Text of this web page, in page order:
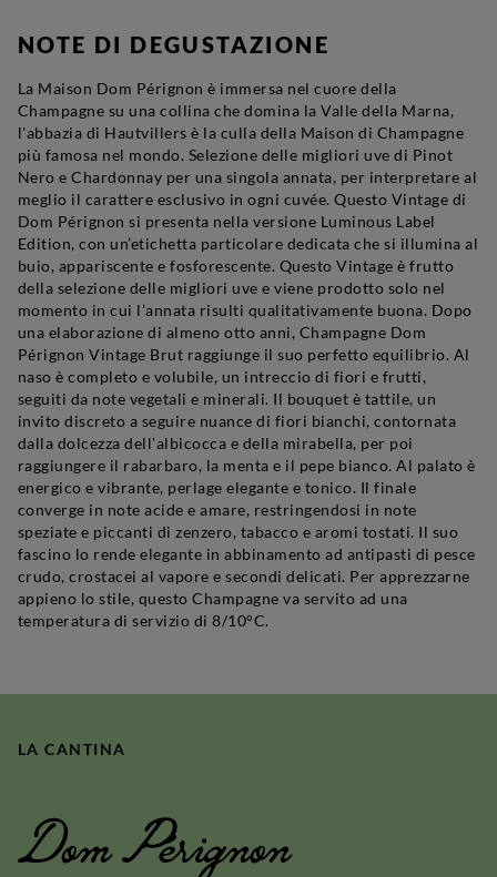
NOTE DI DEGUSTAZIONE
La Maison Dom Pérignon è immersa nel cuore della
Champagne su una collina che domina la Valle della Marna,
l'abbazia di Hautvillers è la culla della Maison di Champagne
più famosa nel mondo. Selezione delle migliori uve di Pinot
Nero e Chardonnay per una singola annata, per interpretare al
meglio il carattere esclusivo in ogni cuvée. Questo Vintage di
Dom Pérignon si presenta nella versione Luminous Label
Edition, con un’etichetta particolare dedicata che si illumina al
buio, appariscente e fosforescente. Questo Vintage è frutto
della selezione delle migliori uve e viene prodotto solo nel
momento in cui l’annata risulti qualitativamente buona. Dopo
una elaborazione di almeno otto anni, Champagne Dom
Pérignon Vintage Brut raggiunge il suo perfetto equilibrio. Al
naso è completo e volubile, un intreccio di fiori e frutti,
seguiti da note vegetali e minerali. Il bouquet è tattile, un
invito discreto a seguire nuance di fiori bianchi, contornata
dalla dolcezza dell'albicocca e della mirabella, per poi
raggiungere il rabarbaro, la menta e il pepe bianco. Al palato è
energico e vibrante, perlage elegante e tonico. Il finale
converge in note acide e amare, restringendosi in note
speziate e piccanti di zenzero, tabacco e aromi tostati. Il suo
fascino lo rende elegante in abbinamento ad antipasti di pesce
crudo, crostacei al vapore e secondi delicati. Per apprezzarne
appieno lo stile, questo Champagne va servito ad una
temperatura di servizio di 8/10°C.
LA CANTINA
Dom Pérignon